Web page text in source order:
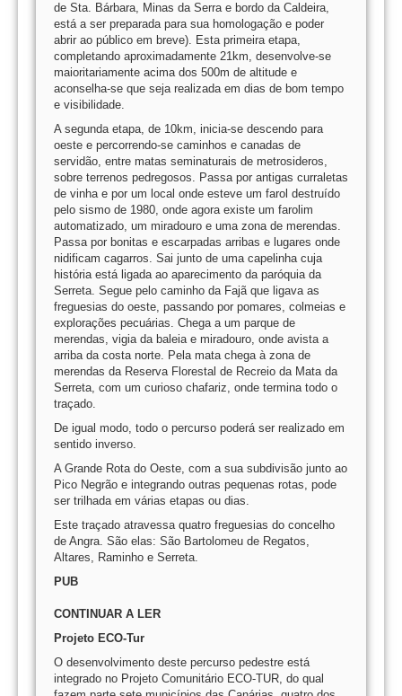
de Sta. Bárbara, Minas da Serra e bordo da Caldeira,
está a ser preparada para sua homologação e poder
abrir ao público em breve). Esta primeira etapa,
completando aproximadamente 21km, desenvolve-se
maioritariamente acima dos 500m de altitude e
aconselha-se que seja realizada em dias de bom tempo
e visibilidade.
A segunda etapa, de 10km, inicia-se descendo para
oeste e percorrendo-se caminhos e canadas de
servidão, entre matas seminaturais de metrosideros,
sobre terrenos pedregosos. Passa por antigas curraletas
de vinha e por um local onde esteve um farol destruído
pelo sismo de 1980, onde agora existe um farolim
automatizado, um miradouro e uma zona de merendas.
Passa por bonitas e escarpadas arribas e lugares onde
nidificam cagarros. Sai junto de uma capelinha cuja
história está ligada ao aparecimento da paróquia da
Serreta. Segue pelo caminho da Fajã que ligava as
freguesias do oeste, passando por pomares, colmeias e
explorações pecuárias. Chega a um parque de
merendas, vigia da baleia e miradouro, onde avista a
arriba da costa norte. Pela mata chega à zona de
merendas da Reserva Florestal de Recreio da Mata da
Serreta, com um curioso chafariz, onde termina todo o
traçado.
De igual modo, todo o percurso poderá ser realizado em
sentido inverso.
A Grande Rota do Oeste, com a sua subdivisão junto ao
Pico Negrão e integrando outras pequenas rotas, pode
ser trilhada em várias etapas ou dias.
Este traçado atravessa quatro freguesias do concelho
de Angra. São elas: São Bartolomeu de Regatos,
Altares, Raminho e Serreta.
PUB
CONTINUAR A LER
Projeto ECO-Tur
O desenvolvimento deste percurso pedestre está
integrado no Projeto Comunitário ECO-TUR, do qual